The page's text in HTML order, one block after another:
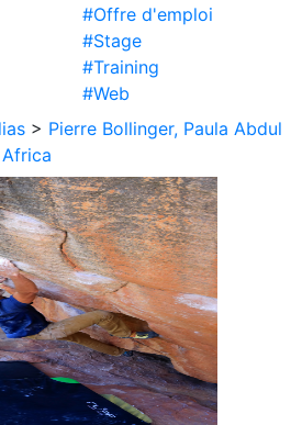
#Offre d'emploi
#Stage
#Training
#Web
> Pierre Bollinger, Paula Abdul